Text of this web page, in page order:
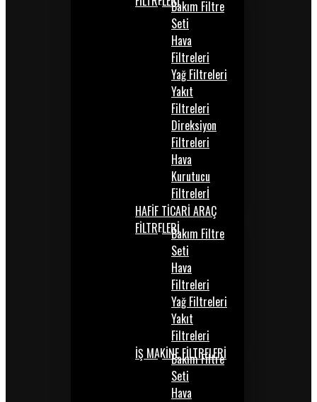
Bakım Filtre
Seti
Hava
Filtreleri
Yağ Filtreleri
Yakıt
Filtreleri
Direksiyon
Filtreleri
Hava
Kurutucu
Filtrelerİ
HAFİF TİCARİ ARAÇ
FİLTRELERİBakım Filtre
Seti
Hava
Filtreleri
Yağ Filtreleri
Yakıt
Filtreleri
İŞ MAKİNE FİLTRELERİ
Bakım Filtre
Seti
Hava